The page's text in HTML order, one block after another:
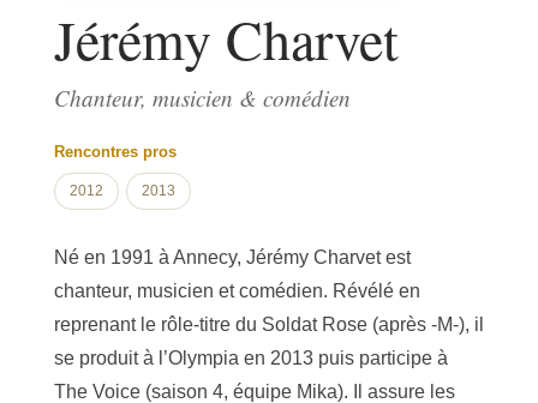
Jérémy Charvet
Chanteur, musicien & comédien
Rencontres pros
2012 2013
Né en 1991 à Annecy, Jérémy Charvet est
chanteur, musicien et comédien. Révélé en
reprenant le rôle-titre du Soldat Rose (après -M-), il
se produit à l’Olympia en 2013 puis participe à
The Voice (saison 4, équipe Mika). Il assure les